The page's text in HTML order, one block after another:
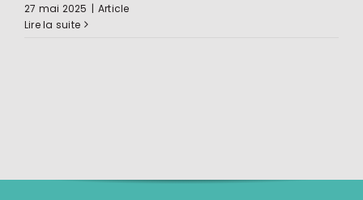
27 mai 2025 | Article
Lire la suite